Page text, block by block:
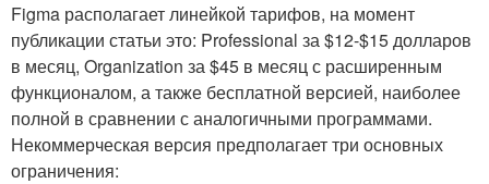
Figma располагает линейкой тарифов, на момент
публикации статьи это: Professional за $12-$15 долларов
в месяц, Organization за $45 в месяц с расширенным
функционалом, а также бесплатной версией, наиболее
полной в сравнении с аналогичными программами.
Некоммерческая версия предполагает три основных
ограничения: